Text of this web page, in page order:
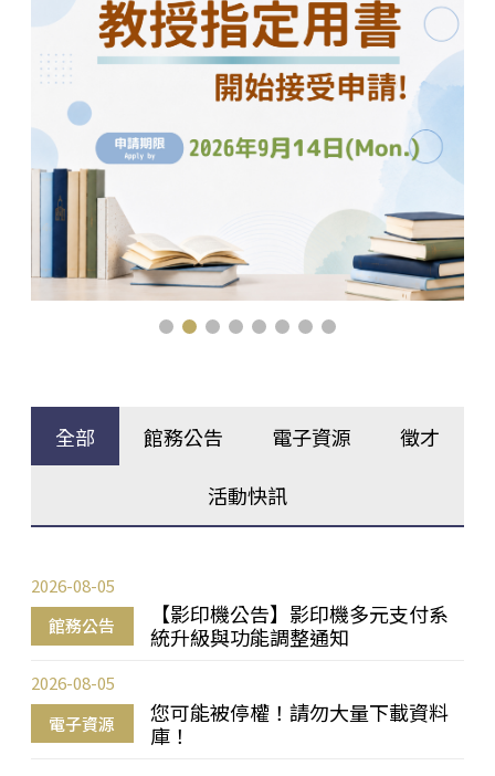
全部 館務公告 電子資源 徵才
活動快訊
館務公告
【影印機公告】影印機多元支付系
統升級與功能調整通知
2026-08-05
電子資源
您可能被停權！請勿大量下載資料
庫！
2026-08-05